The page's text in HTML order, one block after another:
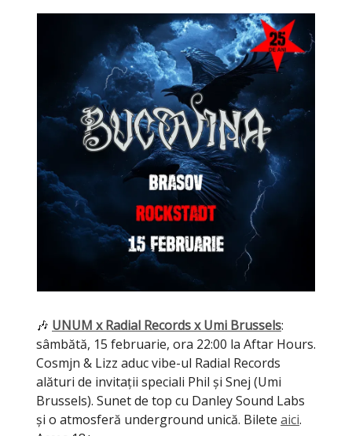
🎶 UNUM x Radial Records x Umi Brussels:
sâmbătă, 15 februarie, ora 22:00 la Aftar Hours.
Cosmjn & Lizz aduc vibe-ul Radial Records
alături de invitații speciali Phil și Snej (Umi
Brussels). Sunet de top cu Danley Sound Labs
și o atmosferă underground unică. Bilete aici.